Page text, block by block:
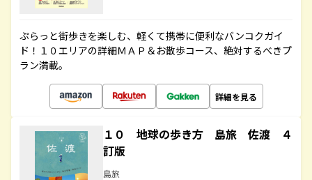
ぷらっと街歩きを楽しむ、軽くて携帯に便利なバンコクガイ
ド！１０エリアの詳細ＭＡＰ＆お散歩コース、絶対するべきプ
ラン満載。
詳細を見る
１０ 地球の歩き方 島旅 佐渡 ４
訂版
島旅